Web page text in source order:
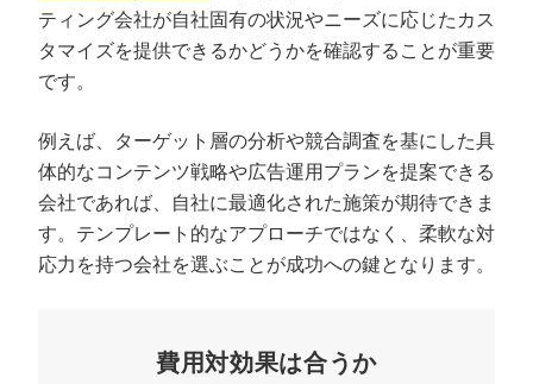
ティング会社が自社固有の状況やニーズに応じたカス
タマイズを提供できるかどうかを確認することが重要
です。
例えば、ターゲット層の分析や競合調査を基にした具
体的なコンテンツ戦略や広告運用プランを提案できる
会社であれば、自社に最適化された施策が期待できま
す。テンプレート的なアプローチではなく、柔軟な対
応力を持つ会社を選ぶことが成功への鍵となります。
費用対効果は合うか